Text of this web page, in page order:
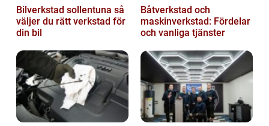
Bilverkstad sollentuna så
väljer du rätt verkstad för
din bil
Båtverkstad och
maskinverkstad: Fördelar
och vanliga tjänster